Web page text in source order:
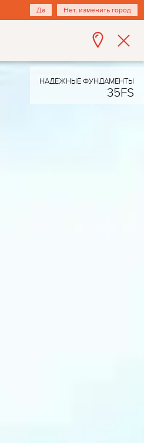
Да Нет, изменить город
НАДЕЖНЫЕ ФУНДАМЕНТЫ
35FS